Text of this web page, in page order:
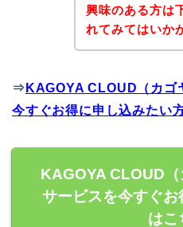
興味のある方は
れてみてはいか
⇒ KAGOYA CLOUD（カゴ
今すぐお得に申し込みたい
KAGOYA CLOUD
サービスを今すぐ
はこ